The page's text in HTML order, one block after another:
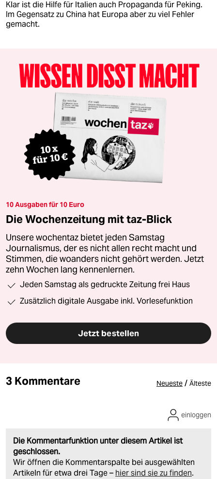
Klar ist die Hilfe für Italien auch Propaganda für Peking.
Im Gegensatz zu China hat Europa aber zu viel Fehler
gemacht.
10 Ausgaben für 10 Euro
Die Wochenzeitung mit taz-Blick
Unsere wochentaz bietet jeden Samstag
Journalismus, der es nicht allen recht macht und
Stimmen, die woanders nicht gehört werden. Jetzt
zehn Wochen lang kennenlernen.
Jeden Samstag als gedruckte Zeitung frei Haus
Zusätzlich digitale Ausgabe inkl. Vorlesefunktion
Jetzt bestellen
3 Kommentare Neueste / Älteste
Die Kommentarfunktion unter diesem Artikel ist
geschlossen.
Wir öffnen die Kommentarspalte bei ausgewählten
Artikeln für etwa drei Tage – hier sind sie zu finden.
einloggen